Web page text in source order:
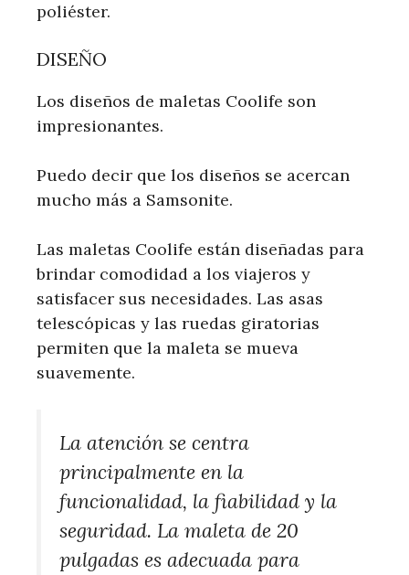
poliéster.
DISEÑO
Los diseños de maletas Coolife son
impresionantes.
Puedo decir que los diseños se acercan
mucho más a Samsonite.
Las maletas Coolife están diseñadas para
brindar comodidad a los viajeros y
satisfacer sus necesidades. Las asas
telescópicas y las ruedas giratorias
permiten que la maleta se mueva
suavemente.
La atención se centra
principalmente en la
funcionalidad, la fiabilidad y la
seguridad. La maleta de 20
pulgadas es adecuada para